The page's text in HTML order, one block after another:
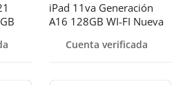
iPad 11va Generación
A16 128GB WI-FI Nueva
Cuenta verificada